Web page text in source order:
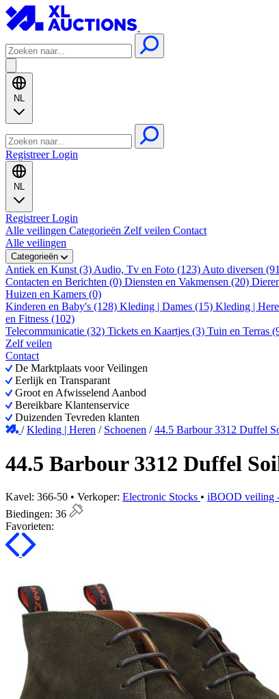
NL
RegistreerLogin
NL
RegistreerLogin
Alle veilingen Categorieën Zelf veilen Contact
Alle veilingen
Categorieën
Antiek en Kunst (3) Audio, Tv en Foto (123) Auto diversen
Contacten en Berichten (0) Diensten en Vakmensen (20)
Huizen en Kamers (0)
Kinderen en Baby's (128) Kleding | Dames (15) Kleding |
en Fitness (102)
Telecommunicatie (32) Tickets en Kaartjes (3) Tuin en Terras
Zelf veilen
Contact
De Marktplaats voor Veilingen
Eerlijk en Transparant
Groot en Afwisselend Aanbod
Bereikbare Klantenservice
Duizenden Tevreden klanten
/Kleding | Heren / Schoenen /44.5 Barbour 3312 Duffel
44.5 Barbour 3312 Duffel
Kavel: 366-50 • Verkoper: Electronic Stocks • iBOOD veiling
Biedingen: 36
Favorieten: